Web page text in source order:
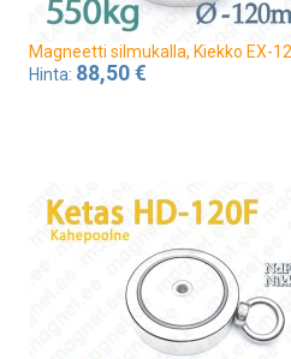
Magneetti silmukalla, Kiekko EX-
Hinta: 88,50 €